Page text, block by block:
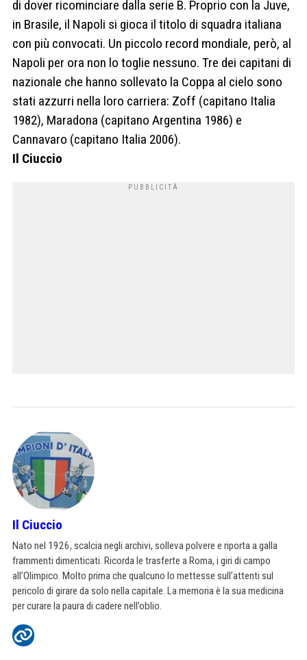
di dover ricominciare dalla serie B. Proprio con la Juve,
in Brasile, il Napoli si gioca il titolo di squadra italiana
con più convocati. Un piccolo record mondiale, però, al
Napoli per ora non lo toglie nessuno. Tre dei capitani di
nazionale che hanno sollevato la Coppa al cielo sono
stati azzurri nella loro carriera: Zoff (capitano Italia
1982), Maradona (capitano Argentina 1986) e
Cannavaro (capitano Italia 2006).
Il Ciuccio
Il Ciuccio
Nato nel 1926, scalcia negli archivi, solleva polvere e riporta a galla
frammenti dimenticati. Ricorda le trasferte a Roma, i giri di campo
all’Olimpico. Molto prima che qualcuno lo mettesse sull’attenti sul
pericolo di girare da solo nella capitale. La memoria è la sua medicina
per curare la paura di cadere nell’oblio.